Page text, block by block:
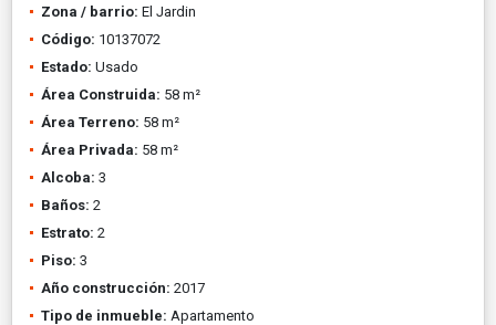
Zona / barrio: El Jardin
Código: 10137072
Estado: Usado
Área Construida: 58 m²
Área Terreno: 58 m²
Área Privada: 58 m²
Alcoba: 3
Baños: 2
Estrato: 2
Piso: 3
Año construcción: 2017
Tipo de inmueble: Apartamento